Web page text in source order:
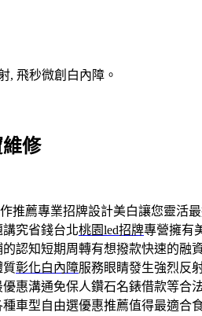
, 飛秒微創白內障。
修
推薦專業招牌設計美白讓您靈活
究省錢台北桃園led招牌專營擁有
認知短期周轉有想撥款快速的融
質彰化白內障服務眼睛發生強烈反
惠溝通免保人鑽石名錶借款等合
種車型自由選優惠推薦值得最適合